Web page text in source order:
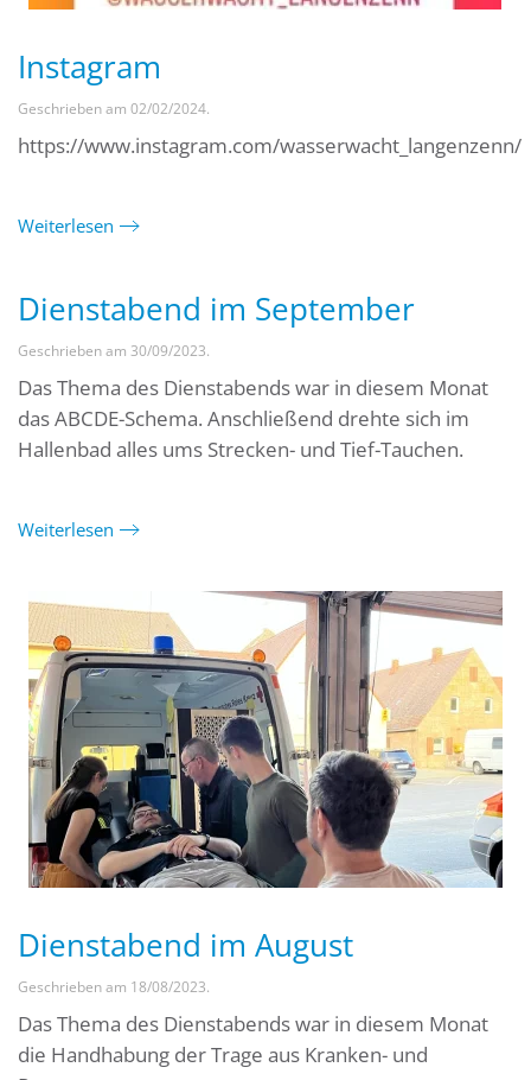
Instagram
Geschrieben am 02/02/2024.
https://www.instagram.com/wasserwacht_langenzenn/
Weiterlesen
Dienstabend im September
Geschrieben am 30/09/2023.
Das Thema des Dienstabends war in diesem Monat
das ABCDE-Schema. Anschließend drehte sich im
Hallenbad alles ums Strecken- und Tief-Tauchen.
Weiterlesen
Dienstabend im August
Geschrieben am 18/08/2023.
Das Thema des Dienstabends war in diesem Monat
die Handhabung der Trage aus Kranken- und